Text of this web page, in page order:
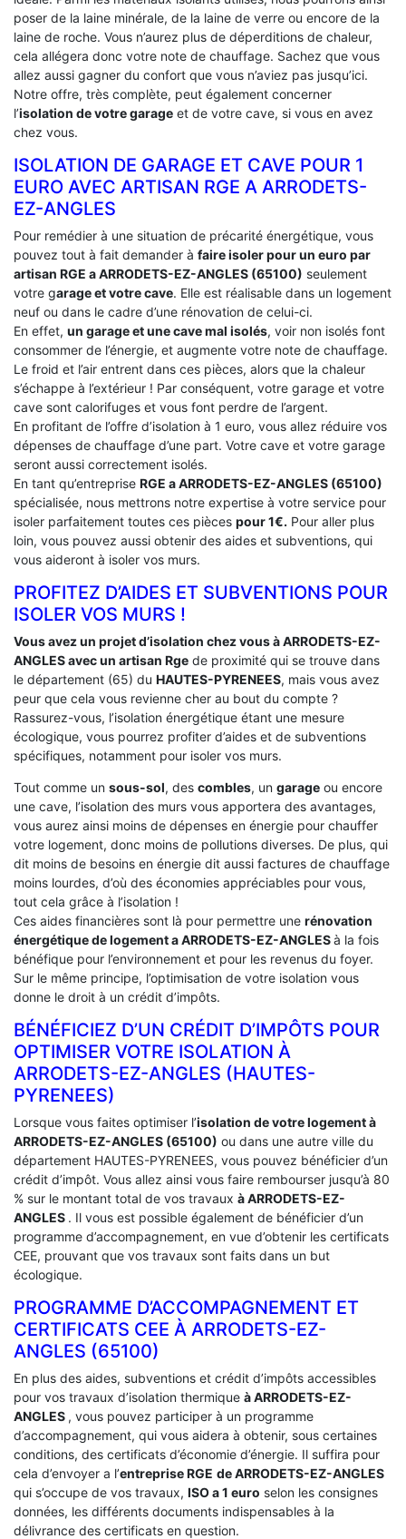
poser de la laine minérale, de la laine de verre ou encore de la
laine de roche. Vous n’aurez plus de déperditions de chaleur,
cela allégera donc votre note de chauffage. Sachez que vous
allez aussi gagner du confort que vous n’aviez pas jusqu’ici.
Notre offre, très complète, peut également concerner
l’isolation de votre garage et de votre cave, si vous en avez
chez vous.
ISOLATION DE GARAGE ET CAVE POUR 1
EURO AVEC ARTISAN RGE A ARRODETS-
EZ-ANGLES
Pour remédier à une situation de précarité énergétique, vous
pouvez tout à fait demander à faire isoler pour un euro par
artisan RGE a ARRODETS-EZ-ANGLES (65100) seulement
votre garage et votre cave. Elle est réalisable dans un logement
neuf ou dans le cadre d’une rénovation de celui-ci.
En effet, un garage et une cave mal isolés, voir non isolés font
consommer de l’énergie, et augmente votre note de chauffage.
Le froid et l’air entrent dans ces pièces, alors que la chaleur
s’échappe à l’extérieur ! Par conséquent, votre garage et votre
cave sont calorifuges et vous font perdre de l’argent.
En profitant de l’offre d’isolation à 1 euro, vous allez réduire vos
dépenses de chauffage d’une part. Votre cave et votre garage
seront aussi correctement isolés.
En tant qu’entreprise RGE a ARRODETS-EZ-ANGLES (65100)
spécialisée, nous mettrons notre expertise à votre service pour
isoler parfaitement toutes ces pièces pour 1€. Pour aller plus
loin, vous pouvez aussi obtenir des aides et subventions, qui
vous aideront à isoler vos murs.
PROFITEZ D’AIDES ET SUBVENTIONS POUR
ISOLER VOS MURS !
Vous avez un projet d’isolation chez vous à ARRODETS-EZ-
ANGLES avec un artisan Rge de proximité qui se trouve dans
le département (65) du HAUTES-PYRENEES, mais vous avez
peur que cela vous revienne cher au bout du compte ?
Rassurez-vous, l’isolation énergétique étant une mesure
écologique, vous pourrez profiter d’aides et de subventions
spécifiques, notamment pour isoler vos murs.
Tout comme un sous-sol, des combles, un garage ou encore
une cave, l’isolation des murs vous apportera des avantages,
vous aurez ainsi moins de dépenses en énergie pour chauffer
votre logement, donc moins de pollutions diverses. De plus, qui
dit moins de besoins en énergie dit aussi factures de chauffage
moins lourdes, d’où des économies appréciables pour vous,
tout cela grâce à l’isolation !
Ces aides financières sont là pour permettre une rénovation
énergétique de logement aARRODETS-EZ-ANGLESà la fois
bénéfique pour l’environnement et pour les revenus du foyer.
Sur le même principe, l’optimisation de votre isolation vous
donne le droit à un crédit d’impôts.
BÉNÉFICIEZ D’UN CRÉDIT D’IMPÔTS POUR
OPTIMISER VOTRE ISOLATION À
‎ARRODETS-EZ-ANGLES (HAUTES-
PYRENEES)
Lorsque vous faites optimiser l’isolation de votre logement à
ARRODETS-EZ-ANGLES (65100) ou dans une autre ville du
département HAUTES-PYRENEES, vous pouvez bénéficier d’un
crédit d’impôt. Vous allez ainsi vous faire rembourser jusqu’à 80
% sur le montant total de vos travaux à ARRODETS-EZ-
ANGLES . Il vous est possible également de bénéficier d’un
programme d’accompagnement, en vue d’obtenir les certificats
CEE, prouvant que vos travaux sont faits dans un but
écologique.
PROGRAMME D’ACCOMPAGNEMENT ET
CERTIFICATS CEE À ‎ARRODETS-EZ-
ANGLES (65100)
En plus des aides, subventions et crédit d’impôts accessibles
pour vos travaux d’isolation thermique à ARRODETS-EZ-
ANGLES , vous pouvez participer à un programme
d’accompagnement, qui vous aidera à obtenir, sous certaines
conditions, des certificats d’économie d’énergie. Il suffira pour
cela d’envoyer a l’entreprise RGE de ARRODETS-EZ-ANGLES
qui s’occupe de vos travaux, ISO a 1 euro selon les consignes
données, les différents documents indispensables à la
délivrance des certificats en question.